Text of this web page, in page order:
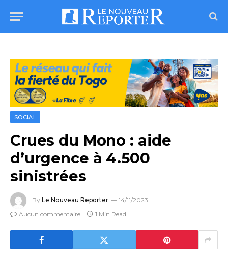
SOCIAL
Crues du Mono : aide
d’urgence à 4.500
sinistrées
By Le Nouveau Reporter
14/11/2023
Aucun commentaire
1 Min Read